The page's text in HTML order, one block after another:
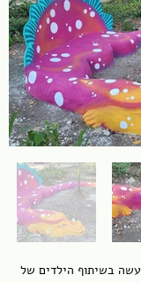
בשיתוף הילדים של